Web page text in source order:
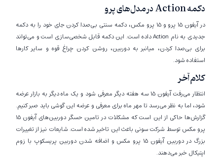
دکمه Action در مدل‌های پرو
در آیفون 15 پرو و 15 پرو مکس، دکمه سنتی بی‌صدا کردن جای خود را به دکمه
جدیدی به نام Action داده است. این دکمه قابل شخصی‌سازی است و می‌تواند
برای بی‌صدا کردن، میانبر به دوربین، روشن کردن چراغ قوه و سایر کارها
استفاده شود.
کلام آخر
انتظار می‌رفت آیفون 15 سه هفته دیگر معرفی شود و یک ماه دیگر به بازار عرضه
شود، اما به نظر می‌رسد تا مهر ماه برای معرفی و عرضه این گوشی باید صبر کنیم.
گزارش‌ها حاکی از این است که مشکلات در تامین حسگر دوربین‌های آیفون 15
پرو مکس توسط شرکت سونی باعث این تاخیر شده است. شایعات نیز از تغییرات
بزرگ در دوربین آیفون 15 پرو مکس و اضافه شدن دوربین پریسکوپ با زوم
اپتیکال خبر می‌دهند.